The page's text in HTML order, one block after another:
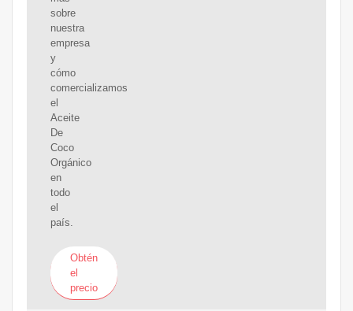
sobre
nuestra
empresa
y
cómo
comercializamos
el
Aceite
De
Coco
Orgánico
en
todo
el
país.
Obtén
el
precio